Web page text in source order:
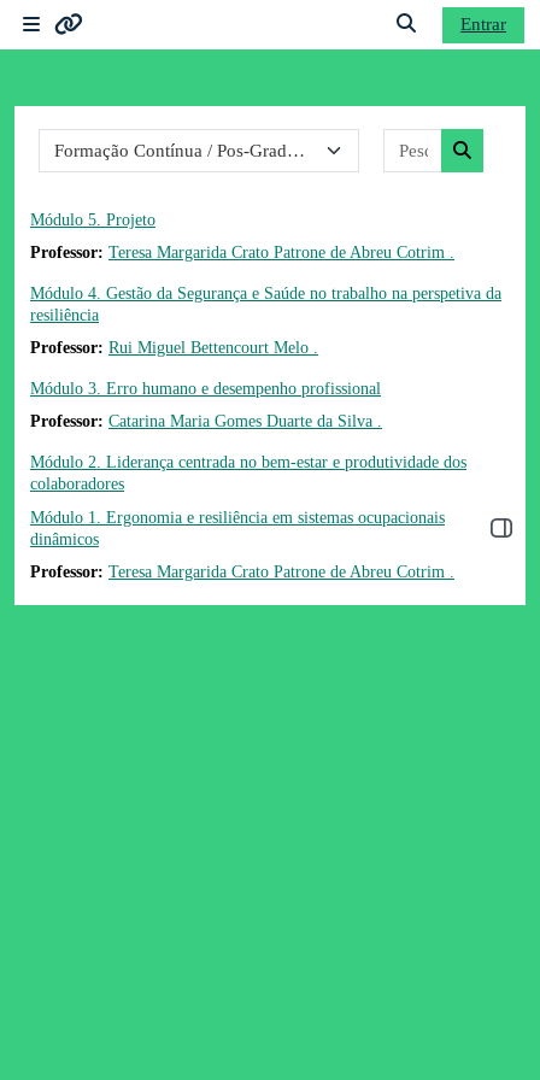
Ir para o conteúdo principal
Ligações
Moodle community
Moodle.com
Alternar a
Entrar
Abrir
Pesquisar
Pesquisar
Módulo 5. Projeto
Professor: Teresa Margarida Crato Patrone de Abreu Cotrim .
Módulo 4. Gestão da Segurança e Saúde no trabalho na perspetiva da
resiliência
Professor: Rui Miguel Bettencourt Melo .
Módulo 3. Erro humano e desempenho profissional
Professor: Catarina Maria Gomes Duarte da Silva .
Módulo 2. Liderança centrada no bem-estar e produtividade dos
colaboradores
Módulo 1. Ergonomia e resiliência em sistemas ocupacionais
dinâmicos
Professor: Teresa Margarida Crato Patrone de Abreu Cotrim .